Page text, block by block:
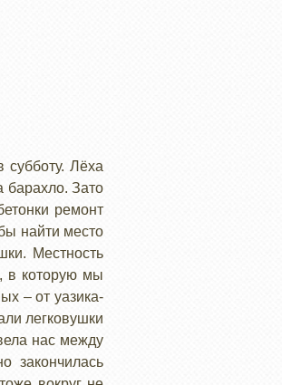
субботу. Лёха
барахло. Зато
ремонт
найти место
Местность
в которую мы
– от уазика-
легковушки
нас между
закончилась